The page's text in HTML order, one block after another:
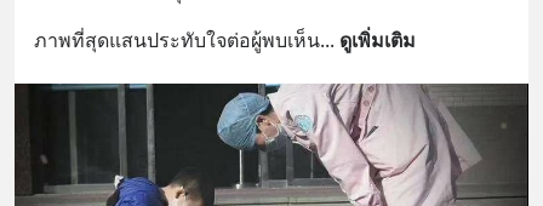
ภาพที่สุดแสนประทับใจต่อผู้พบเห็น... ดูเพิ่มเติม